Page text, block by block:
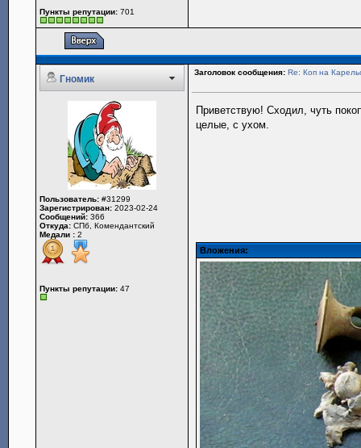
Пункты репутации: 701
Гномик
Заголовок сообщения: Re: Коп на
Пользователь: #31299
Зарегистрирован: 2023-02-24
Сообщений: 366
Откуда: СПб, Комендантский
Медали : 2
Пункты репутации: 47
Приветствую! Сходил, чуть
целые, с ухом.
Вложения: